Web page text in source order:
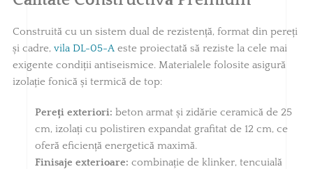
Construită cu un sistem dual de rezistență, format din pereți
și cadre, vila DL-05-Aeste proiectată să reziste la cele mai
exigente condiții antiseismice. Materialele folosite asigură
izolație fonică și termică de top:
Pereți exteriori: beton armat și zidărie ceramică de 25
cm, izolați cu polistiren expandat grafitat de 12 cm, ce
oferă eficiență energetică maximă.
Finisaje exterioare: combinație de klinker, tencuială